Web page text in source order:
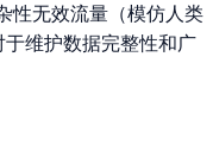
性无效流量（模仿人类
维护数据完整性和广